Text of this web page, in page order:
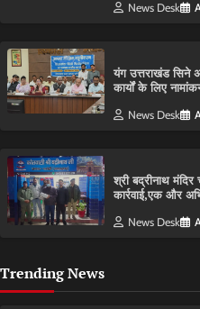
News Desk
यंग उत्तराखंड सिने
कार्यों के लिए
News Desk
श्री बद्रीनाथ
कार्रवाई,एक और
News Desk
Trending News